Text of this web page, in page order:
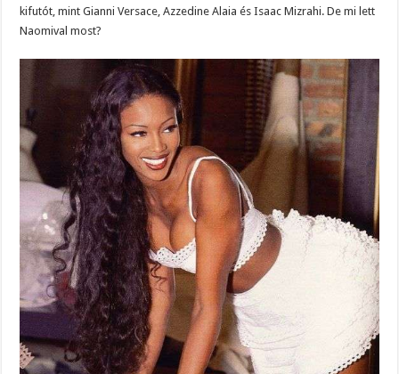
kifutót, mint Gianni Versace, Azzedine Alaia és Isaac Mizrahi. De mi lett
Naomival most?